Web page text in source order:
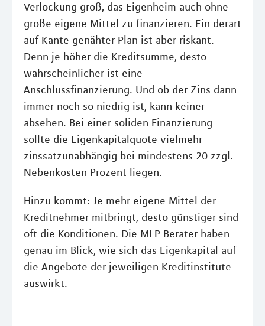
Verlockung groß, das Eigenheim auch ohne
große eigene Mittel zu finanzieren. Ein derart
auf Kante genähter Plan ist aber riskant.
Denn je höher die Kreditsumme, desto
wahrscheinlicher ist eine
Anschlussfinanzierung. Und ob der Zins dann
immer noch so niedrig ist, kann keiner
absehen. Bei einer soliden Finanzierung
sollte die Eigenkapitalquote vielmehr
zinssatzunabhängig bei mindestens 20 zzgl.
Nebenkosten Prozent liegen.
Hinzu kommt: Je mehr eigene Mittel der
Kreditnehmer mitbringt, desto günstiger sind
oft die Konditionen. Die MLP Berater haben
genau im Blick, wie sich das Eigenkapital auf
die Angebote der jeweiligen Kreditinstitute
auswirkt.